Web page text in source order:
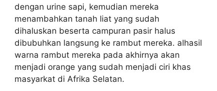
dengan urine sapi, kemudian mereka
menambahkan tanah liat yang sudah
dihaluskan beserta campuran pasir halus
dibubuhkan langsung ke rambut mereka. alhasil
warna rambut mereka pada akhirnya akan
menjadi orange yang sudah menjadi ciri khas
masyarkat di Afrika Selatan.